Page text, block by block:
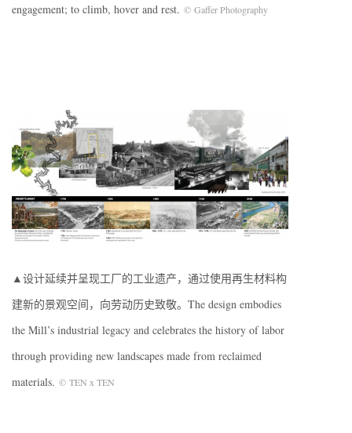
engagement; to climb, hover and rest. © Gaffer Photography
▲设计延续并呈现工厂的工业遗产，通过使用再生材料构
建新的景观空间，向劳动历史致敬。The design embodies
the Mill’s industrial legacy and celebrates the history of labor
through providing new landscapes made from reclaimed
materials. © TEN x TEN